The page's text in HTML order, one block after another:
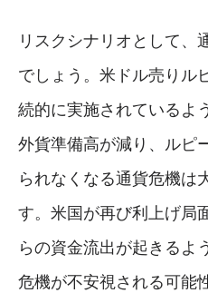
リスクシナリオとして、
でしょう。米ドル売りル
続的に実施されているよ
外貨準備高が減り、ルピ
られなくなる通貨危機は
す。米国が再び利上げ局
らの資金流出が起きるよ
危機が不安視される可能